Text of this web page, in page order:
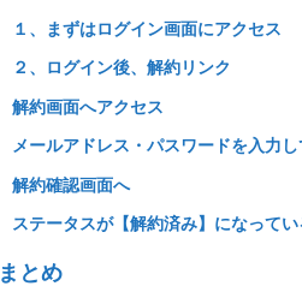
１、まずはログイン画面にアクセス
２、ログイン後、解約リンク
解約画面へアクセス
メールアドレス・パスワードを入力
解約確認画面へ
ステータスが【解約済み】になって
まとめ